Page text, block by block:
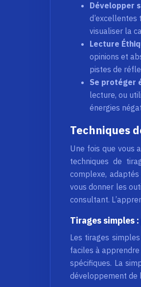
Développer
visualiser la
Lecture
opinions et
pistes de
Se protéger
lecture, ou
énergies
Techniques
Une fois que vous
techniques de
complexe,
vous donner les
consultant.
Tirages simples
Les tirages
faciles à
spécifiques. La
développement de